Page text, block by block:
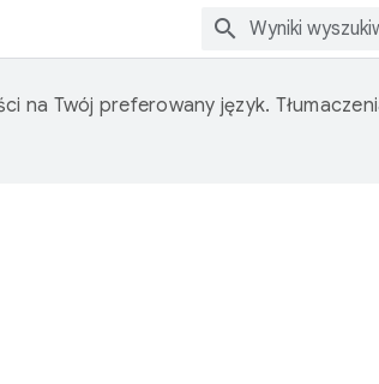
na Twój preferowany język.